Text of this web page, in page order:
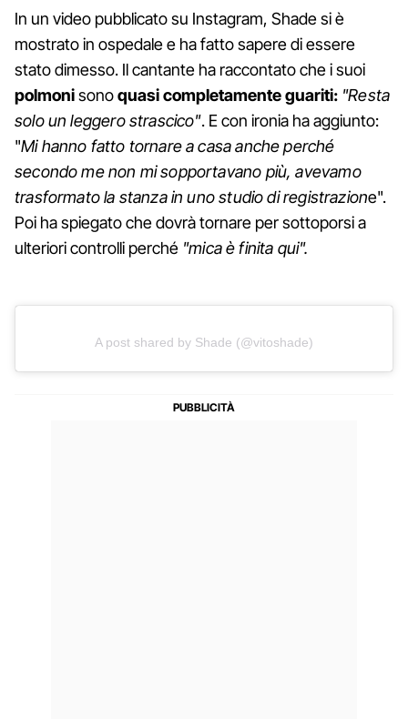
In un video pubblicato su Instagram, Shade si è
mostrato in ospedale e ha fatto sapere di essere
stato dimesso. Il cantante ha raccontato che i suoi
polmonisonoquasi completamente guariti: "Resta
solo un leggero strascico". E con ironia ha aggiunto:
"Mi hanno fatto tornare a casa anche perché
secondo me non mi sopportavano più, avevamo
trasformato la stanza in uno studio di registrazione".
Poi ha spiegato che dovrà tornare per sottoporsi a
ulteriori controlli perché "mica è finita qui".
A post shared by Shade (@vitoshade)